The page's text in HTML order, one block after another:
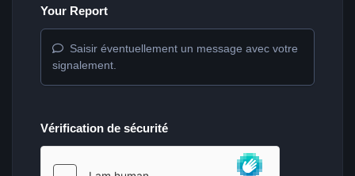
Your Report
Saisir éventuellement un message avec votre
signalement.
Vérification de sécurité